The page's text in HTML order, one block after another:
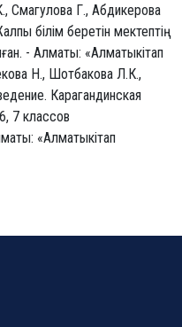
Смагулова Г., Абдикерова
білім беретін мектептің
- Алматы: «Алматыкітап
Н., Шотбакова Л.К.,
Карагандинская
7 классов
«Алматыкітап